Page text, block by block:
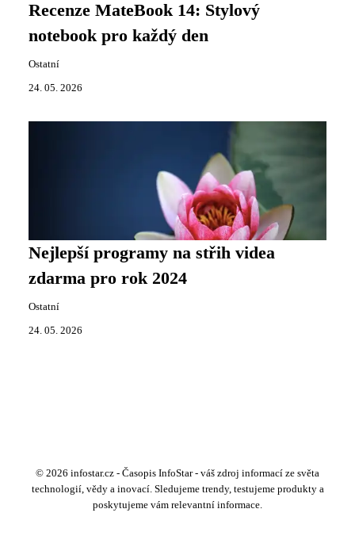
Recenze MateBook 14: Stylový
notebook pro každý den
Ostatní
24. 05. 2026
Nejlepší programy na střih videa
zdarma pro rok 2024
Ostatní
24. 05. 2026
© 2026 infostar.cz - Časopis InfoStar - váš zdroj informací ze světa
technologií, vědy a inovací. Sledujeme trendy, testujeme produkty a
poskytujeme vám relevantní informace.